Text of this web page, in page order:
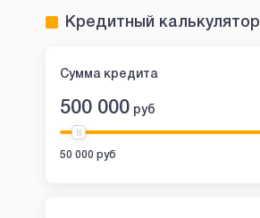
Кредитный калькулятор
Сумма кредита
500 000 руб
50 000 руб